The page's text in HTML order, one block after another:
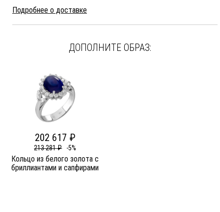
Подробнее о доставке
ДОПОЛНИТЕ ОБРАЗ:
202 617 ₽
213 281 ₽ -5%
Кольцо из белого золота c
бриллиантами и сапфирами